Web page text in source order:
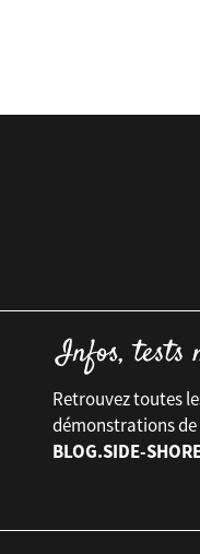
Retrouvez toutes
démonstrations de
BLOG.SIDE-